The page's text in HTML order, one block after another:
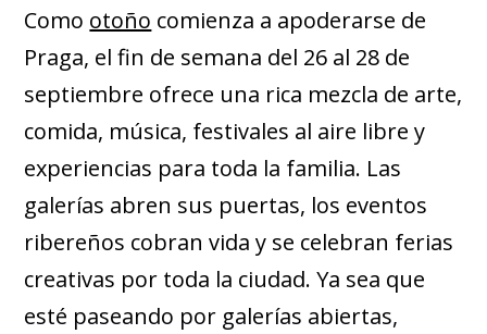
Como otoño comienza a apoderarse de
Praga, el fin de semana del 26 al 28 de
septiembre ofrece una rica mezcla de arte,
comida, música, festivales al aire libre y
experiencias para toda la familia. Las
galerías abren sus puertas, los eventos
ribereños cobran vida y se celebran ferias
creativas por toda la ciudad. Ya sea que
esté paseando por galerías abiertas,